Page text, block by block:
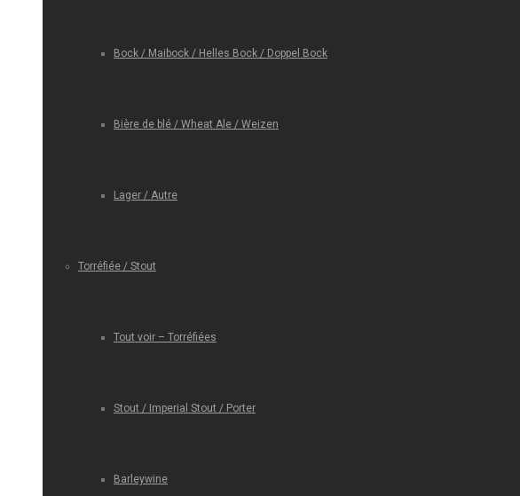
Bock / Maibock / Helles Bock / Doppel Bock
Bière de blé / Wheat Ale / Weizen
Lager / Autre
Torréfiée / Stout
Tout voir – Torréfiées
Stout / Imperial Stout / Porter
Barleywine